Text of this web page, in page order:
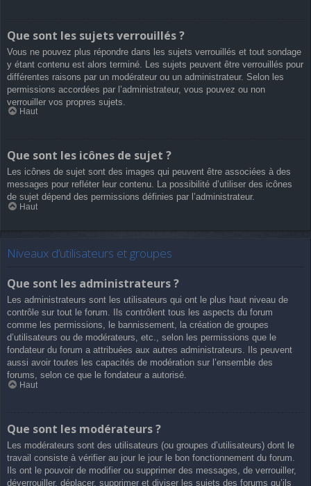
Que sont les sujets verrouillés ?
Vous ne pouvez plus répondre dans les sujets verrouillés et tout sondage
y étant contenu est alors terminé. Les sujets peuvent être verrouillés pour
différentes raisons par un modérateur ou un administrateur. Selon les
permissions accordées par l’administrateur, vous pouvez ou non
verrouiller vos propres sujets.
Haut
Que sont les icônes de sujet ?
Les icônes de sujet sont des images qui peuvent être associées à des
messages pour refléter leur contenu. La possibilité d’utiliser des icônes
de sujet dépend des permissions définies par l’administrateur.
Haut
Niveaux d’utilisateurs et groupes
Que sont les administrateurs ?
Les administrateurs sont les utilisateurs qui ont le plus haut niveau de
contrôle sur tout le forum. Ils contrôlent tous les aspects du forum
comme les permissions, le bannissement, la création de groupes
d’utilisateurs ou de modérateurs, etc., selon les permissions que le
fondateur du forum a attribuées aux autres administrateurs. Ils peuvent
aussi avoir toutes les capacités de modération sur l’ensemble des
forums, selon ce que le fondateur a autorisé.
Haut
Que sont les modérateurs ?
Les modérateurs sont des utilisateurs (ou groupes d’utilisateurs) dont le
travail consiste à vérifier au jour le jour le bon fonctionnement du forum.
Ils ont le pouvoir de modifier ou supprimer des messages, de verrouiller,
déverrouiller, déplacer, supprimer et diviser les sujets des forums qu’ils